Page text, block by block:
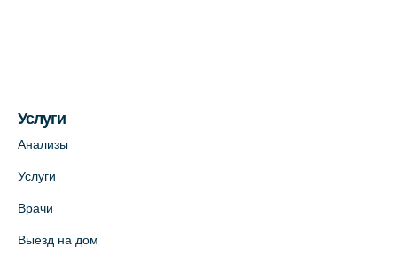
Медицинский центр на пр. Просвещения,
12к2 (официальный партнер)
Медицинский центр "Доктор Семейный"
Услуги
Анализы
Услуги
Врачи
Выезд на дом